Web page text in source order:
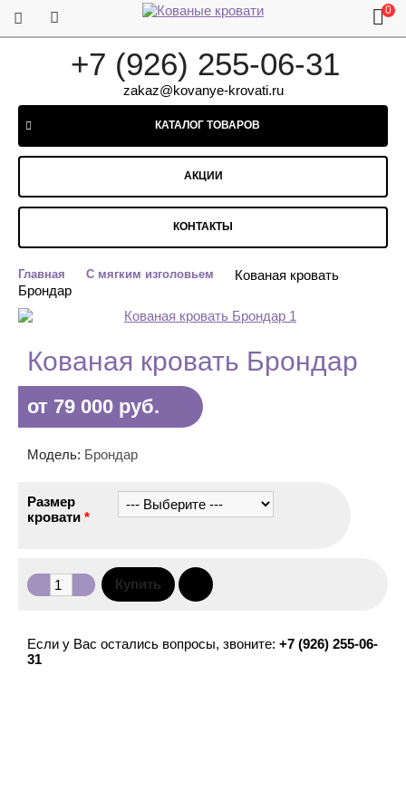
+7 (926) 255-06-31
zakaz@kovanye-krovati.ru
0
КАТАЛОГ ТОВАРОВ
АКЦИИ
КОНТАКТЫ
Главная С мягким изголовьем
Кованая кровать
Брондар
Кованая кровать Брондар
от 79 000 руб.
Модель: Брондар
Размер
кровати *
Если у Вас остались вопросы, звоните: +7 (926) 255-06-
31